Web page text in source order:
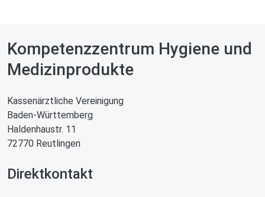
Kompetenzzentrum Hygiene und
Medizinprodukte
Kassenärztliche Vereinigung
Baden-Württemberg
Haldenhaustr. 11
72770 Reutlingen
Direktkontakt